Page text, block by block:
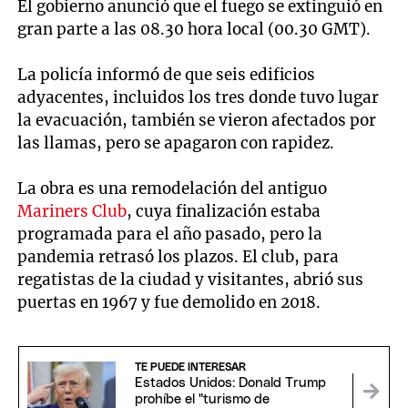
seconds
El gobierno anunció que el fuego se extinguió en
gran parte a las 08.30 hora local (00.30 GMT).
La policía informó de que seis edificios
adyacentes, incluidos los tres donde tuvo lugar
la evacuación, también se vieron afectados por
las llamas, pero se apagaron con rapidez.
La obra es una remodelación del antiguo
Mariners Club, cuya finalización estaba
programada para el año pasado, pero la
pandemia retrasó los plazos. El club, para
regatistas de la ciudad y visitantes, abrió sus
puertas en 1967 y fue demolido en 2018.
TE PUEDE INTERESAR
Estados Unidos: Donald Trump
prohíbe el "turismo de